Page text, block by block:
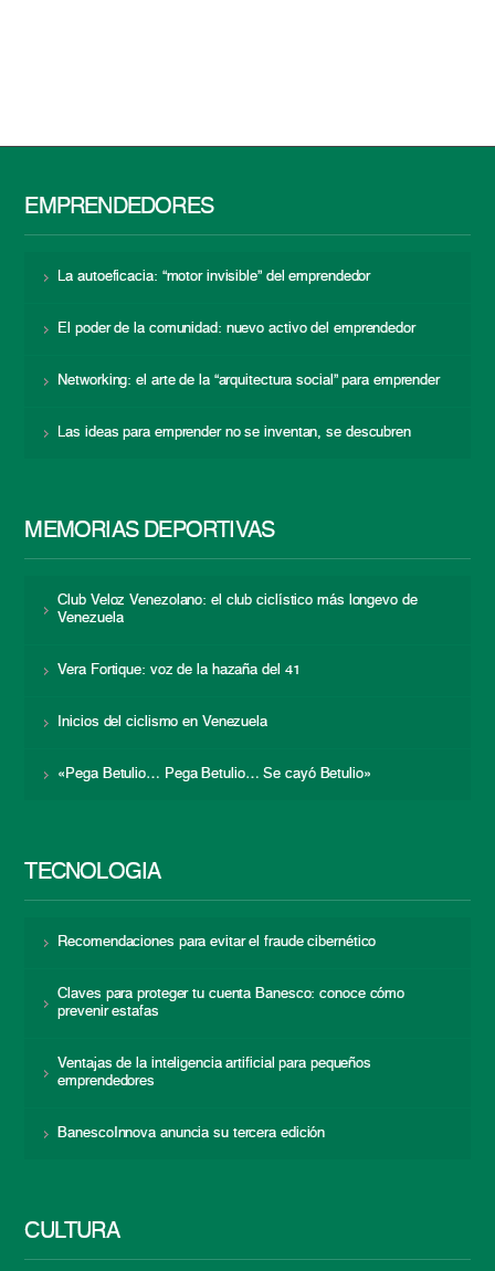
EMPRENDEDORES
La autoeficacia: “motor invisible” del emprendedor
El poder de la comunidad: nuevo activo del emprendedor
Networking: el arte de la “arquitectura social” para emprender
Las ideas para emprender no se inventan, se descubren
MEMORIAS DEPORTIVAS
Club Veloz Venezolano: el club ciclístico más longevo de
Venezuela
Vera Fortique: voz de la hazaña del 41
Inicios del ciclismo en Venezuela
«Pega Betulio… Pega Betulio… Se cayó Betulio»
TECNOLOGÍA
Recomendaciones para evitar el fraude cibernético
Claves para proteger tu cuenta Banesco: conoce cómo
prevenir estafas
Ventajas de la inteligencia artificial para pequeños
emprendedores
BanescoInnova anuncia su tercera edición
CULTURA